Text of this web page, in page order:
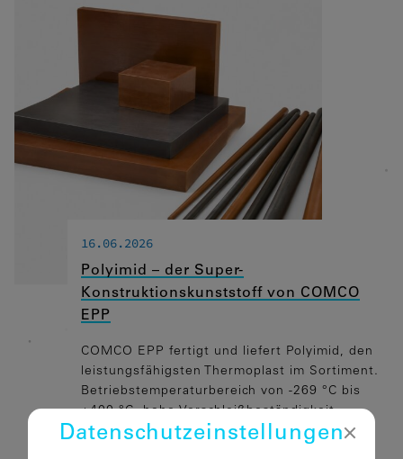
16.06.2026
Polyimid – der Super-
Konstruktionskunststoff von COMCO
EPP
COMCO EPP fertigt und liefert Polyimid, den
leistungsfähigsten Thermoplast im Sortiment.
Betriebstemperaturbereich von -269 °C bis
+400 °C, hohe Verschleißbeständigkeit,
stabiles Reibungsniveau und sehr gute
Datenschutz­einstellungen